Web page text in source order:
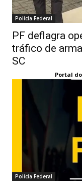
Polícia Federal
PF deflagra
tráfico de
SC
Portal
Polícia Federal